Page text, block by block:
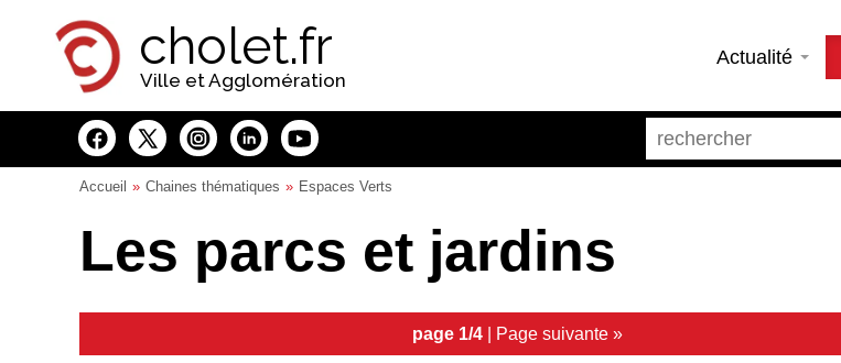
cholet.fr
Ville et Agglomération
Actualité
Accueil Chaines thématiques Espaces Verts
Les parcs et jardins
page 1/4 | Page suivante »